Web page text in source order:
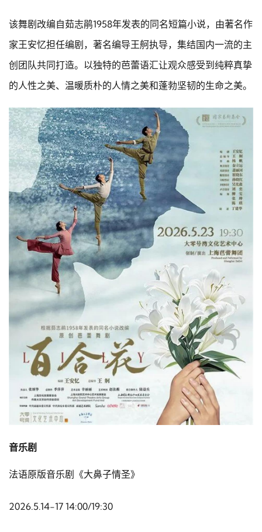
该舞剧改编自茹志鹃1958年发表的同名短篇小说，由著名作
家王安忆担任编剧，著名编导王舸执导，集结国内一流的主
创团队共同打造。以独特的芭蕾语汇让观众感受到纯粹真挚
的人性之美、温暖质朴的人情之美和蓬勃坚韧的生命之美。
音乐剧
法语原版音乐剧《大鼻子情圣》
2026.5.14-17 14:00/19:30